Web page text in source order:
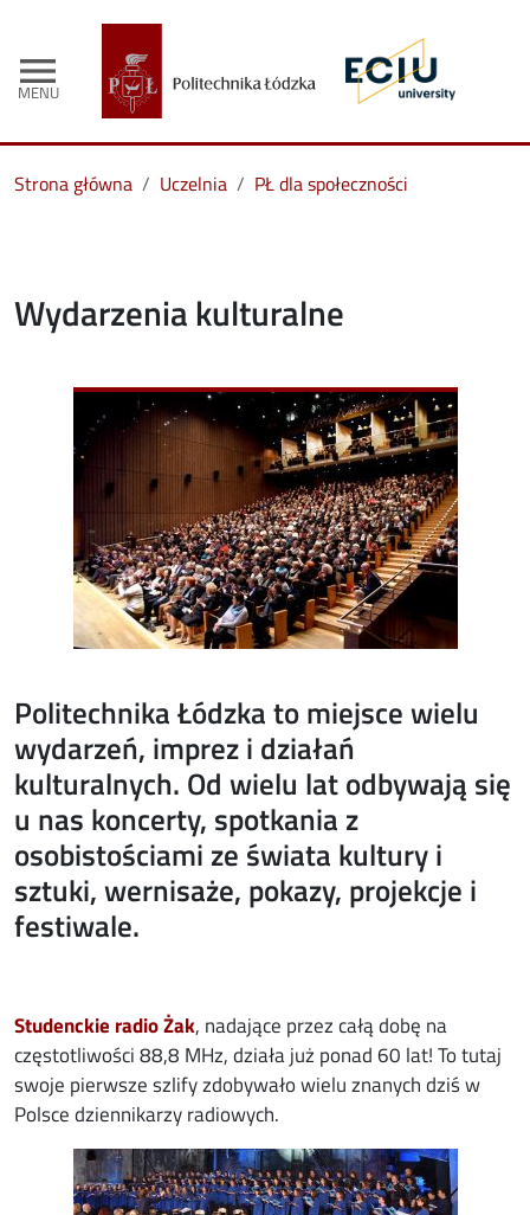
menu
MENU
Strona główna Uczelnia PŁ dla społeczności
Wydarzenia kulturalne
Politechnika Łódzka to miejsce wielu
wydarzeń, imprez i działań
kulturalnych. Od wielu lat odbywają się
u nas koncerty, spotkania z
osobistościami ze świata kultury i
sztuki, wernisaże, pokazy, projekcje i
festiwale.
Studenckie radio Żak, nadające przez całą dobę na
częstotliwości 88,8 MHz, działa już ponad 60 lat! To tutaj
swoje pierwsze szlify zdobywało wielu znanych dziś w
Polsce dziennikarzy radiowych.